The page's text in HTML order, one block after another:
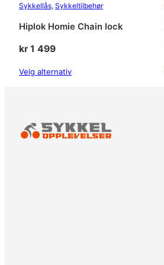
Sykkellås, Sykkeltilbehør
Hiplok Homie Chain lock
kr 1 499
Velg alternativ